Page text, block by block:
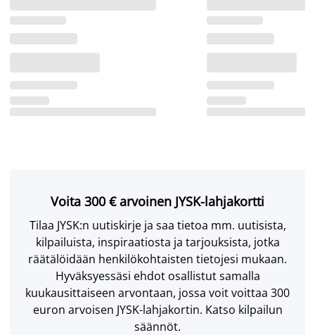
Voita 300 € arvoinen JYSK-lahjakortti
Tilaa JYSK:n uutiskirje ja saa tietoa mm. uutisista,
kilpailuista, inspiraatiosta ja tarjouksista, jotka
räätälöidään henkilökohtaisten tietojesi mukaan.
Hyväksyessäsi ehdot osallistut samalla
kuukausittaiseen arvontaan, jossa voit voittaa 300
euron arvoisen JYSK-lahjakortin. Katso kilpailun
säännöt.